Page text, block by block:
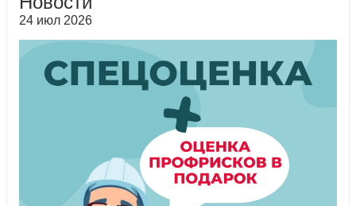
24 июл 2026